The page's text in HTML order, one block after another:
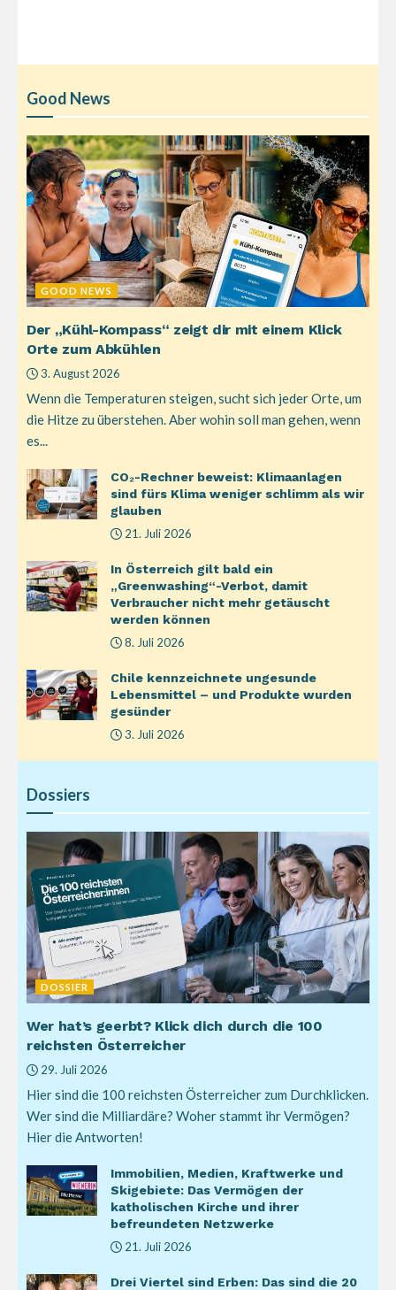
Good News
GOOD NEWS
Der „Kühl-Kompass“ zeigt dir mit einem Klick
Orte zum Abkühlen
3. August 2026
Wenn die Temperaturen steigen, sucht sich jeder Orte, um
die Hitze zu überstehen. Aber wohin soll man gehen, wenn
es...
CO₂-Rechner beweist: Klimaanlagen
sind fürs Klima weniger schlimm als wir
glauben
21. Juli 2026
In Österreich gilt bald ein
„Greenwashing“-Verbot, damit
Verbraucher nicht mehr getäuscht
werden können
8. Juli 2026
Chile kennzeichnete ungesunde
Lebensmittel – und Produkte wurden
gesünder
3. Juli 2026
Dossiers
DOSSIER
Wer hat’s geerbt? Klick dich durch die 100
reichsten Österreicher
29. Juli 2026
Hier sind die 100 reichsten Österreicher zum Durchklicken.
Wer sind die Milliardäre? Woher stammt ihr Vermögen?
Hier die Antworten!
Immobilien, Medien, Kraftwerke und
Skigebiete: Das Vermögen der
katholischen Kirche und ihrer
befreundeten Netzwerke
21. Juli 2026
Drei Viertel sind Erben: Das sind die 20